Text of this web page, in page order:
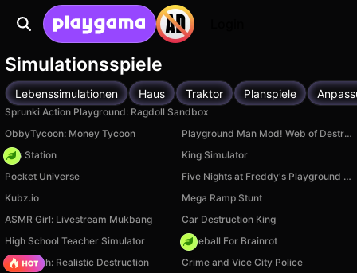
Simulationsspiele
Lebenssimulationen Haus Traktor Planspiele
Sprunki Action Playground: Ragdoll Sandbox
ObbyTycoon: Money Tycoon
Playground Man Mod! Web of Destruction!
Gas Station
King Simulator
Pocket Universe
Five Nights at Freddy's Playground Sandbox
Kubz.io
Mega Ramp Stunt
ASMR Girl: Livestream Mukbang
Car Destruction King
High School Teacher Simulator
Baseball For Brainrot
Car Crush: Realistic Destruction
Crime and Vice City Police